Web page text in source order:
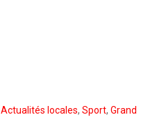
Actualités locales, Sport, Grand